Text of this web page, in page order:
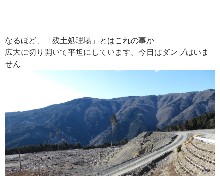
なるほど、「残土処理場」とはこれの事か
広大に切り開いて平坦にしています。今日はダンプはいま
せん